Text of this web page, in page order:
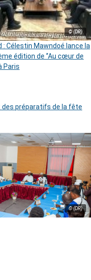
© (DR)
: Célestin Mawndoé lance la
édition de ‘’Au cœur de
à Paris
des préparatifs de la fête
© (DR)